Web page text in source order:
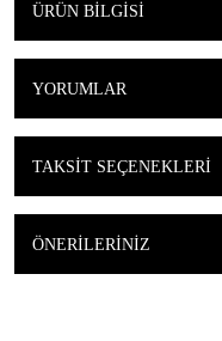
ÜRÜN BILGISI
YORUMLAR
TAKSIT SEÇENEKLERI
ÖNERILERINIZ